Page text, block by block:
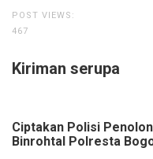
POST VIEWS:
467
Kiriman serupa
Ciptakan Polisi
Binrohtal Polresta